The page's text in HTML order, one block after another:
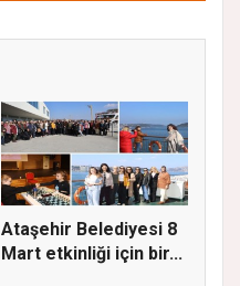
Ataşehir Belediyesi 8
Mart etkinliği için bir...